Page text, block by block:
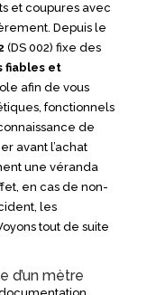
et coupures avec
Depuis le
(DS 002) fixe des
fiables et
afin de vous
fonctionnels
de
avant l’achat
une véranda
en cas de non-
les
tout de suite
d’un mètre